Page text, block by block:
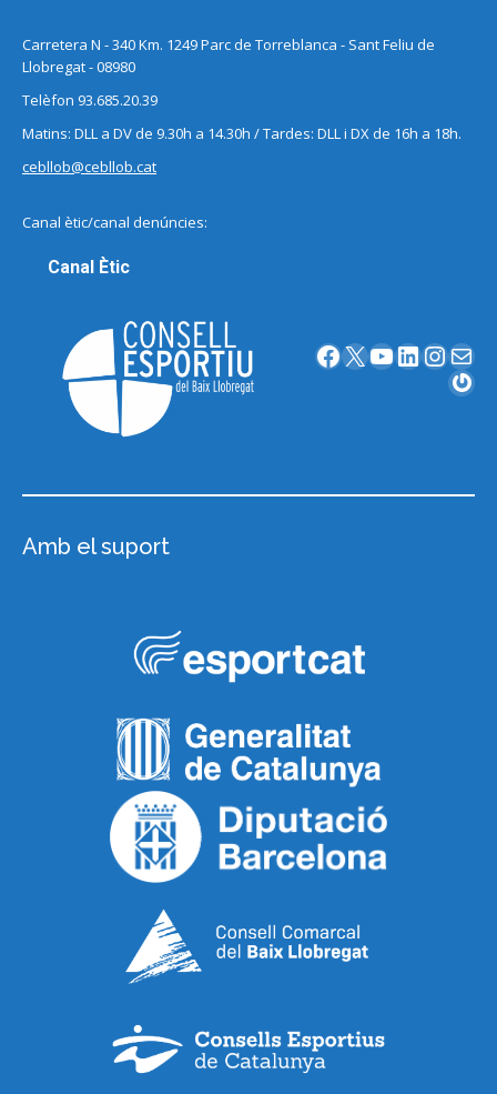
Carretera N - 340 Km. 1249 Parc de Torreblanca - Sant Feliu de
Llobregat - 08980
Telèfon 93.685.20.39
Matins: DLL a DV de 9.30h a 14.30h / Tardes: DLL i DX de 16h a 18h.
cebllob@cebllob.cat
Canal ètic/canal denúncies:
Canal Ètic
Facebook X YouTube LinkedIn InstagramCorreu electrònic
Gravatar
Amb el suport